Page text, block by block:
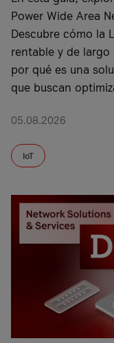
Power Wide Area
Descubre cómo la
rentable y de largo
por qué es una
que buscan
05.08.2026
IoT